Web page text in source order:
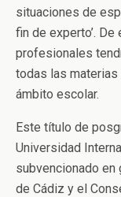
situaciones de
fin de experto’.
profesionales
todas las materias
ámbito escolar.
Este título de
Universidad
subvencionado en
de Cádiz y el